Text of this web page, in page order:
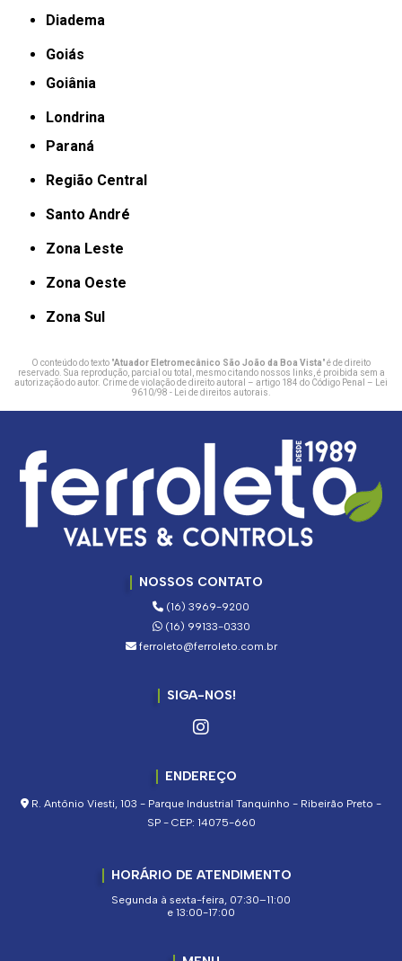
Diadema
Goiás
Goiânia
Londrina
Paraná
Região Central
Santo André
Zona Leste
Zona Oeste
Zona Sul
O conteúdo do texto "Atuador Eletromecânico São João da Boa Vista" é de direito
reservado. Sua reprodução, parcial ou total, mesmo citando nossos links, é proibida sem a
autorização do autor. Crime de violação de direito autoral – artigo 184 do Código Penal –
Lei
9610/98 - Lei de direitos autorais
NOSSOS CONTATO
(16) 3969-9200
(16) 99133-0330
ferroleto@ferroleto.com.br
SIGA-NOS!
ENDEREÇO
R. Antônio Viesti, 103 - Parque Industrial Tanquinho - Ribeirão Preto -
SP - CEP: 14075-660
HORÁRIO DE ATENDIMENTO
Segunda à sexta-feira, 07:30–11:00
e 13:00-17:00